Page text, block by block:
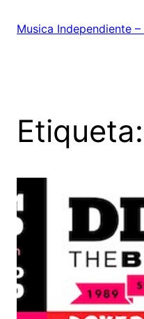
Musica Independiente
Etiqueta: